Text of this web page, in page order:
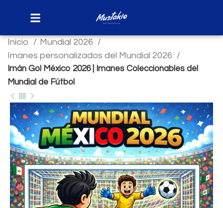
Inicio
Mundial 2026
Imanes personalizados del Mundial 2026
Imán Gol México 2026 | Imanes Coleccionables del
Mundial de Fútbol